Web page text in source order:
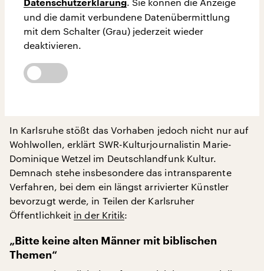
Datenschutzerklärung
und die damit verbundene Datenübermittlung
mit dem Schalter (Grau) jederzeit wieder
deaktivieren.
In Karlsruhe stößt das Vorhaben jedoch nicht nur auf
Wohlwollen, erklärt SWR-Kulturjournalistin Marie-
Dominique Wetzel im Deutschlandfunk Kultur.
Demnach stehe insbesondere das intransparente
Verfahren, bei dem ein längst arrivierter Künstler
bevorzugt werde, in Teilen der Karlsruher
Öffentlichkeit in der Kritik:
„Bitte keine alten Männer mit biblischen
Themen“